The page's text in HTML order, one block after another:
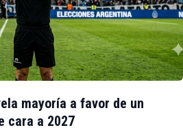
mayoría a favor de un
cara a 2027